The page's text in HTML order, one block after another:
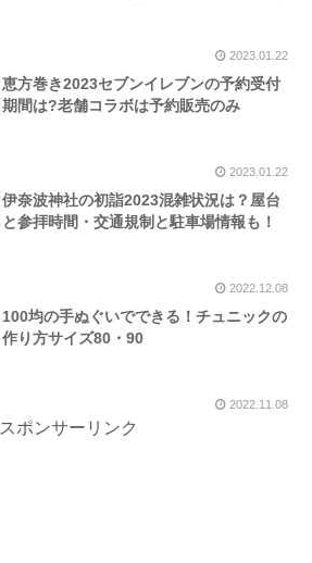
2023.01.22
恵方巻き2023セブンイレブンの予約受付
期間は?老舗コラボは予約販売のみ
2023.01.22
伊奈波神社の初詣2023混雑状況は？屋台
と参拝時間・交通規制と駐車場情報も！
2022.12.08
100均の手ぬぐいでできる！チュニックの
作り方サイズ80・90
2022.11.08
スポンサーリンク